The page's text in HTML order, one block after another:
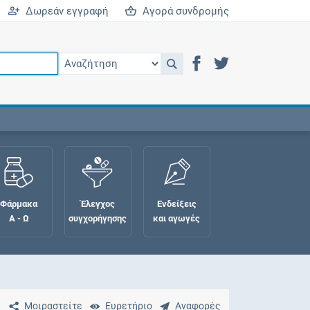
Δωρεάν εγγραφή Αγορά συνδρομής
Φάρμακα
Α - Ω
Έλεγχος
συγχορήγησης
Ενδείξεις
και αγωγές
Μοιραστείτε Ευρετήριο Αναφορές